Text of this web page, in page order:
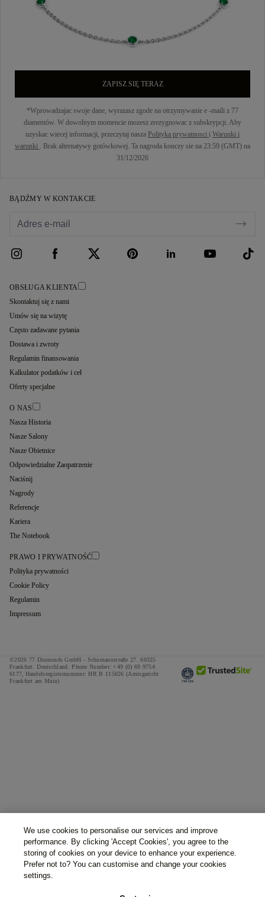
ZAPISZ SIĘ TERAZ
*Wprowadzajac swoje dane, wyrazasz zgode na otrzymywanie e -maili z 77
diamentów. W dowolnym momencie mozesz zrezygnowac z subskrypcji. Aby
uzyskac wiecej informacji, przeczytaj nasza Polityka prywatnosci i Warunki i
warunki . Brak alternatywy gotówkowej. Ta nagroda konczy sie na 23:59 (GMT) na
31/12/2026
BĄDŹMY W KONTAKCIE
OBSŁUGA KLIENTA
Skontaktuj się z nami
Umów się na wizytę
Często zadawane pytania
Dostawa i zwroty
Regulamin finansowania
Kalkulator podatków i ceł
Oferty specjalne
O NAS
Nasza Historia
Nasze Salony
Nasze Obietnice
Odpowiedzialne Zaopatrzenie
Naciśnij
Nagrody
Referencje
Kariera
The Notebook
PRAWO I PRYWATNOŚĆ
Polityka prywatności
Cookie Policy
Regulamin
Impressum
©2026 77 Diamonds GmbH - Schumannstraße 27. 60325
Frankfurt. Deutschland. Phone Number: +49 (0) 69 9754
6177,
Handelsregisternummer: HR B 115026 (Amtsgericht
Frankfurt am Main)
We use cookies to personalise our services and improve
performance. By clicking 'Accept Cookies', you agree to the
storing of cookies on your device to enhance your experience.
Prefer not to? You can customise and change your cookies
settings.